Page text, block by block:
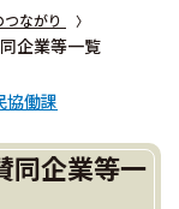
ながり
企業等一覧
協働課
同企業等一